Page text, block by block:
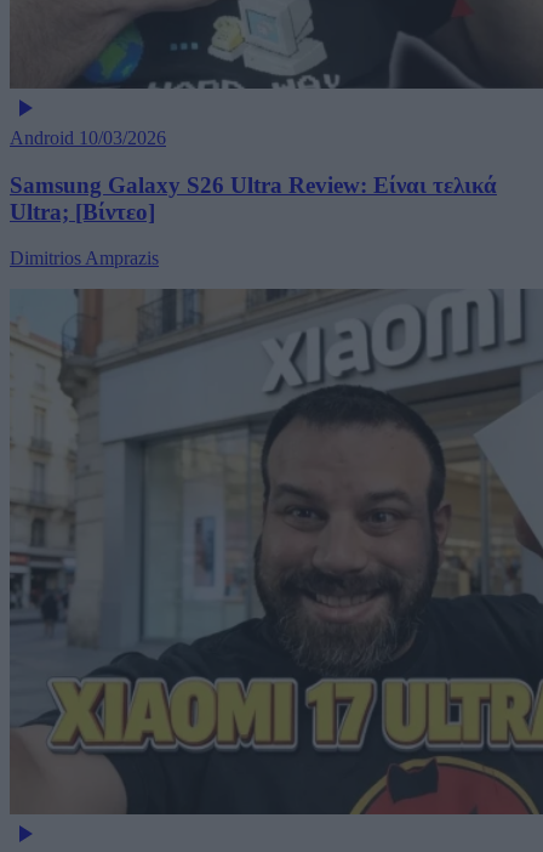
Android 10/03/2026
Samsung Galaxy S26 Ultra Review: Είναι τελικά
Ultra; [Βίντεο]
Dimitrios Amprazis